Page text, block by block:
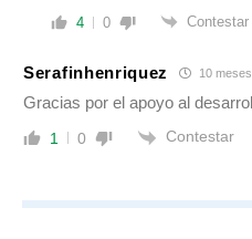
4 0 Contestar
Serafinhenriquez 10 meses
Gracias por el apoyo al
1 0 Contestar